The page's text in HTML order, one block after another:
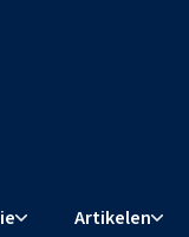
Artikelen